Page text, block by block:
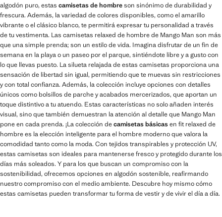
algodón puro, estas camisetas de hombreson sinónimo de durabilidad y
frescura. Además, la variedad de colores disponibles, como el amarillo
vibrante o el clásico blanco, te permitirá expresar tu personalidad a través
de tu vestimenta. Las camisetas relaxed de hombre de Mango Man son más
que una simple prenda; son un estilo de vida. Imagina disfrutar de un fin de
semana en la playa o un paseo por el parque, sintiéndote libre y a gusto con
lo que llevas puesto. La silueta relajada de estas camisetas proporciona una
sensación de libertad sin igual, permitiendo que te muevas sin restricciones
y con total confianza. Además, la colección incluye opciones con detalles
únicos como bolsillos de parche y acabados mercerizados, que aportan un
toque distintivo a tu atuendo. Estas características no solo añaden interés
visual, sino que también demuestran la atención al detalle que Mango Man
pone en cada prenda. ¡La colección decamisetas básicasen fit relaxed de
hombre es la elección inteligente para el hombre moderno que valora la
comodidad tanto como la moda. Con tejidos transpirables y protección UV,
estas camisetas son ideales para mantenerse fresco y protegido durante los
días más soleados. Y para los que buscan un compromiso con la
sostenibilidad, ofrecemos opciones en algodón sostenible, reafirmando
nuestro compromiso con el medio ambiente. Descubre hoy mismo cómo
estas camisetas pueden transformar tu forma de vestir y de vivir el día a día.